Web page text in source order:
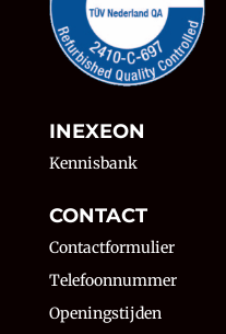
INEXEON
Kennisbank
CONTACT
Contactformulier
Telefoonnummer
Openingstijden